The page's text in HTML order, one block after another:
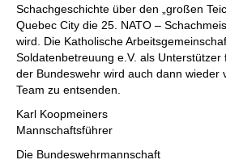
Schachgeschichte über den „großen
Quebec City die 25. NATO –
wird. Die Katholische
Soldatenbetreuung e.V. als Unterstützer
der Bundeswehr wird auch dann wieder
Team zu entsenden.
Karl Koopmeiners
Mannschaftsführer
Die Bundeswehrmannschaft